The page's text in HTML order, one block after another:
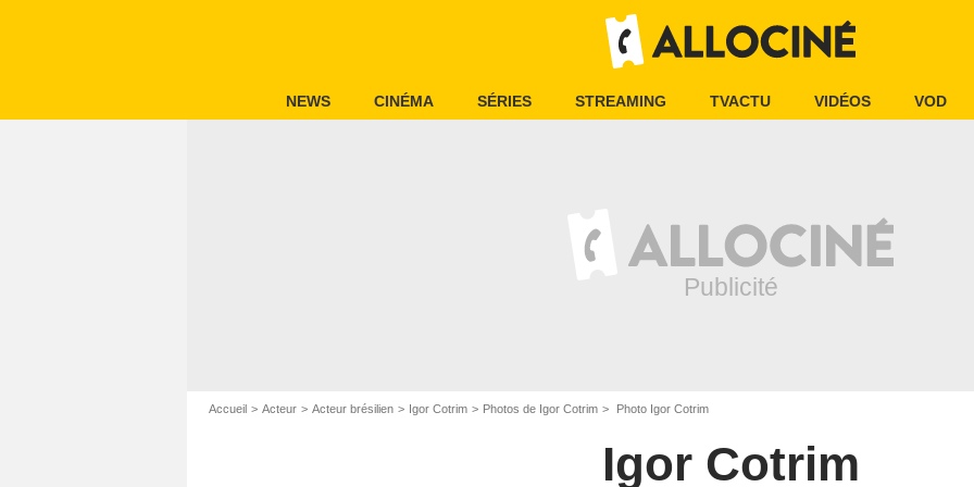
NEWS CINÉMA SÉRIES STREAMING TVACTU VIDÉOS VOD
Accueil Acteur Acteur brésilien Igor Cotrim Photos de Igor Cotrim Photo Igor Cotrim
Igor Cotrim